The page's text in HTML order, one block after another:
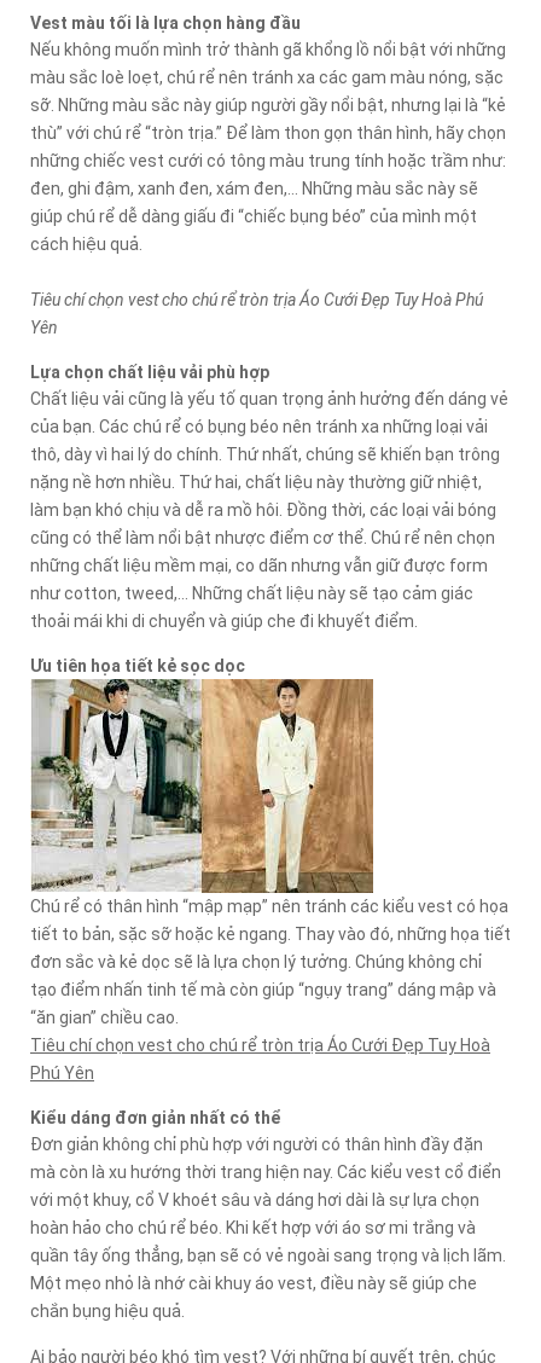
Vest màu tối là lựa chọn hàng đầu
Nếu không muốn mình trở thành gã khổng lồ nổi bật với những
màu sắc loè loẹt, chú rể nên tránh xa các gam màu nóng, sặc
sỡ. Những màu sắc này giúp người gầy nổi bật, nhưng lại là “kẻ
thù” với chú rể “tròn trịa.” Để làm thon gọn thân hình, hãy chọn
những chiếc vest cưới có tông màu trung tính hoặc trầm như:
đen, ghi đậm, xanh đen, xám đen,… Những màu sắc này sẽ
giúp chú rể dễ dàng giấu đi “chiếc bụng béo” của mình một
cách hiệu quả.
Tiêu chí chọn vest cho chú rể tròn trịa Áo Cưới Đẹp Tuy Hoà Phú
Yên
Lựa chọn chất liệu vải phù hợp
Chất liệu vải cũng là yếu tố quan trọng ảnh hưởng đến dáng vẻ
của bạn. Các chú rể có bụng béo nên tránh xa những loại vải
thô, dày vì hai lý do chính. Thứ nhất, chúng sẽ khiến bạn trông
nặng nề hơn nhiều. Thứ hai, chất liệu này thường giữ nhiệt,
làm bạn khó chịu và dễ ra mồ hôi. Đồng thời, các loại vải bóng
cũng có thể làm nổi bật nhược điểm cơ thể. Chú rể nên chọn
những chất liệu mềm mại, co dãn nhưng vẫn giữ được form
như cotton, tweed,… Những chất liệu này sẽ tạo cảm giác
thoải mái khi di chuyển và giúp che đi khuyết điểm.
Ưu tiên họa tiết kẻ sọc dọc
Chú rể có thân hình “mập mạp” nên tránh các kiểu vest có họa
tiết to bản, sặc sỡ hoặc kẻ ngang. Thay vào đó, những họa tiết
đơn sắc và kẻ dọc sẽ là lựa chọn lý tưởng. Chúng không chỉ
tạo điểm nhấn tinh tế mà còn giúp “ngụy trang” dáng mập và
“ăn gian” chiều cao.
Tiêu chí chọn vest cho chú rể tròn trịa Áo Cưới Đẹp Tuy Hoà
Phú Yên
Kiểu dáng đơn giản nhất có thể
Đơn giản không chỉ phù hợp với người có thân hình đầy đặn
mà còn là xu hướng thời trang hiện nay. Các kiểu vest cổ điển
với một khuy, cổ V khoét sâu và dáng hơi dài là sự lựa chọn
hoàn hảo cho chú rể béo. Khi kết hợp với áo sơ mi trắng và
quần tây ống thẳng, bạn sẽ có vẻ ngoài sang trọng và lịch lãm.
Một mẹo nhỏ là nhớ cài khuy áo vest, điều này sẽ giúp che
chắn bụng hiệu quả.
Ai bảo người béo khó tìm vest? Với những bí quyết trên, chúc